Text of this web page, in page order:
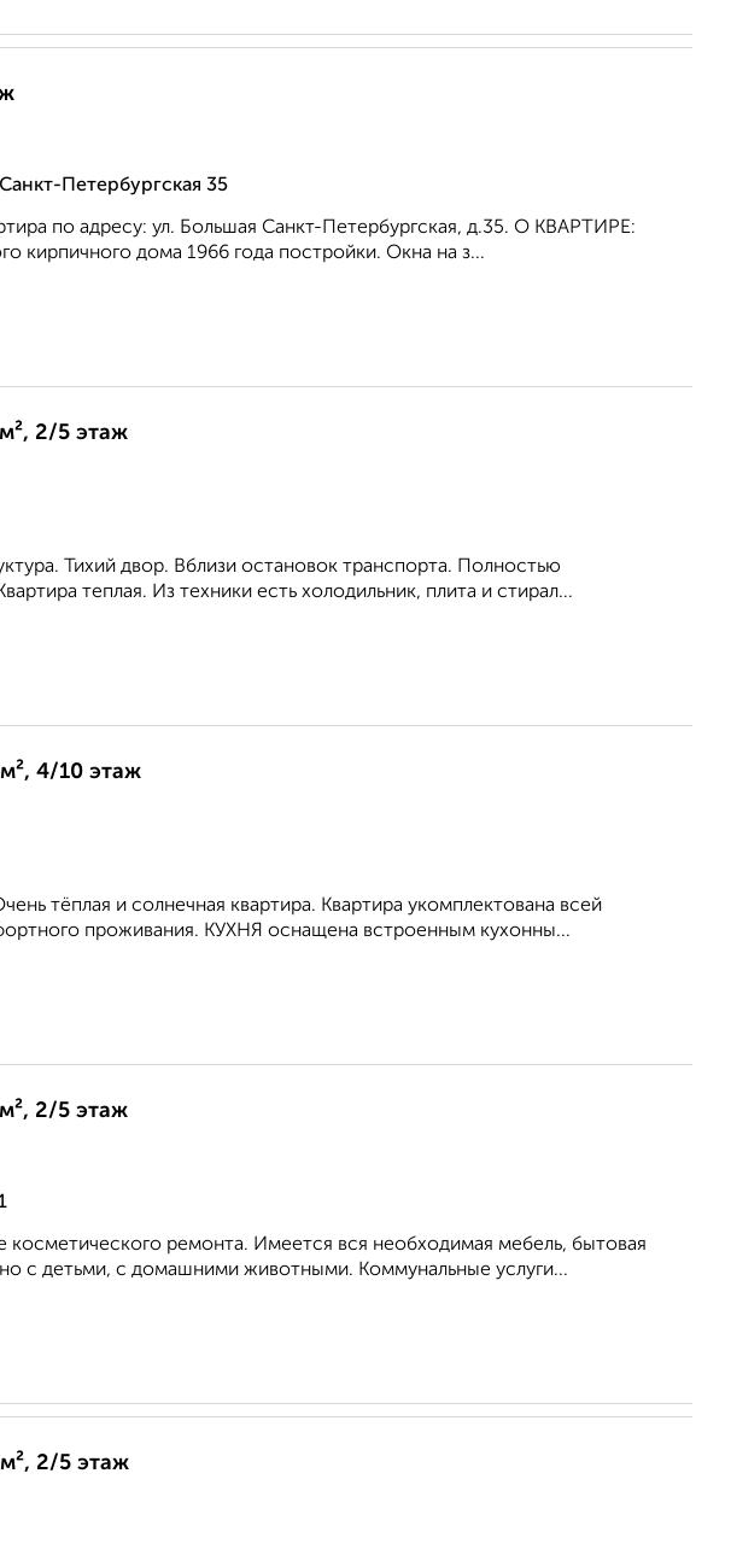
Петербургская 35
по адресу: ул. Большая Санкт-Петербургская, д.35. О КВАРТИРЕ:
кирпичного дома 1966 года постройки. Окна на з...
2/5 этаж
Тихий двор. Вблизи остановок транспорта. Полностью
теплая. Из техники есть холодильник, плита и стирал...
4/10 этаж
тёплая и солнечная квартира. Квартира укомплектована всей
проживания. КУХНЯ оснащена встроенным кухонны...
2/5 этаж
ремонта. Имеется вся необходимая мебель, бытовая
с детьми, с домашними животными. Коммунальные услуги...
2/5 этаж